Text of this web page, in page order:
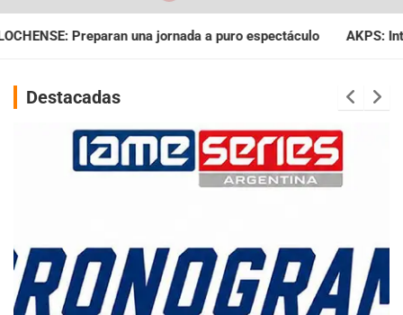
a puro espectáculo AKPS: Intervino la IGJ y oficializó el
Destacadas